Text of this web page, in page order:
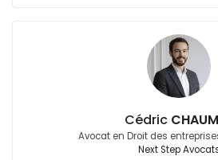
Cédric
Avocat en Droit des
Next Step